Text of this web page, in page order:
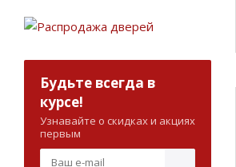
Будьте всегда в
курсе!
Узнавайте о скидках и акциях
первым